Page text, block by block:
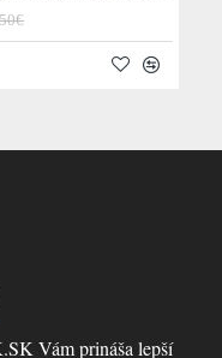
Vám prináša lepší